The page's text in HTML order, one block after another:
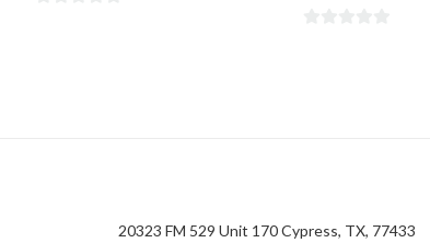
20323 FM 529 Unit 170 Cypress, TX, 77433